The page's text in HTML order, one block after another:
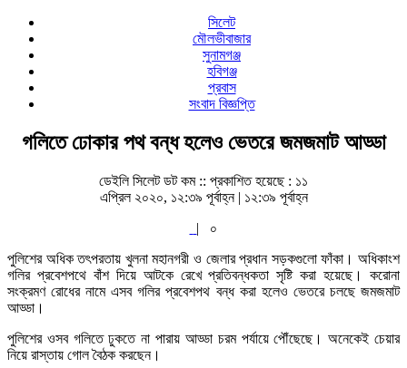
সিলেট
মৌলভীবাজার
সুনামগঞ্জ
হবিগঞ্জ
প্রবাস
সংবাদ বিজ্ঞপ্তি
গলিতে ঢোকার পথ বন্ধ হলেও ভেতরে জমজমাট আড্ডা
ডেইলি সিলেট ডট কম :: প্রকাশিত হয়েছে : ১১
এপ্রিল ২০২০, ১২:৩৯ পূর্বাহ্ন | ১২:৩৯ পূর্বাহ্ন
|
০
পুলিশের অধিক তৎপরতায় খুলনা মহানগরী ও জেলার প্রধান সড়কগুলো ফাঁকা। অধিকাংশ
গলির প্রবেশপথে বাঁশ দিয়ে আটকে রেখে প্রতিবন্ধকতা সৃষ্টি করা হয়েছে। করোনা
সংক্রমণ রোধের নামে এসব গলির প্রবেশপথ বন্ধ করা হলেও ভেতরে চলছে জমজমাট
আড্ডা।
পুলিশের ওসব গলিতে ঢুকতে না পারায় আড্ডা চরম পর্যায়ে পৌঁছেছে। অনেকেই চেয়ার
নিয়ে রাস্তায় গোল বৈঠক করছেন।